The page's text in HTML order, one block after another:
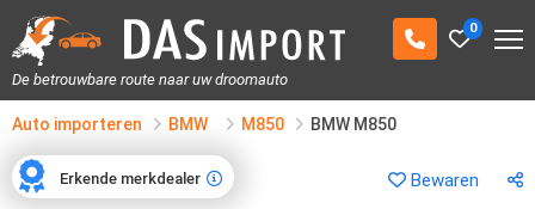
0
De betrouwbare route naar uw droomauto
Auto importeren BMW M850 BMW M850
Bewaren
Erkende merkdealer
Erkende merkdealer